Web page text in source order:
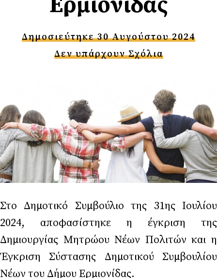
Δημοσιεύτηκε 30 Αυγούστου 2024
Δεν υπάρχουν Σχόλια
Στο Δημοτικό Συμβούλιο της 31ης Ιουλίου
2024, αποφασίστηκε η έγκριση της
Δημιουργίας Μητρώου Νέων Πολιτών και η
Έγκριση Σύστασης Δημοτικού Συμβουλίου
Νέων του Δήμου Ερμιονίδας.